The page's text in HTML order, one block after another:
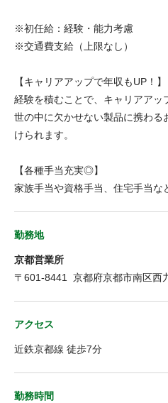
※初任給：経験・能力考慮
※交通費支給（上限なし）
【キャリアアップで年収もUP！】
経験を積むことで、キャリアアッ
世の中に欠かせない製品に携わ
けられます。
【各種手当充実◎】
家族手当や資格手当、住宅手当な
勤務地
京都営業所
〒601-8441 京都府京都市南区西
アクセス
近鉄京都線 徒歩7分
勤務時間